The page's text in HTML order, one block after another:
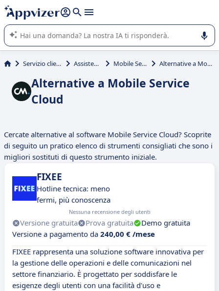
righe con
shift + enter
L'IA di Appvizer vi guida nell'utilizzo o nella scelta di un
software SaaS per la vostra azienda.
Servizio clienti e vendite Assistenza clienti Mobile Service Cloud Alternative a Mobile Service Cloud
Alternative a Mobile Service
Cloud
Cercate alternative al software Mobile Service Cloud? Scoprite
di seguito un pratico elenco di strumenti consigliati che sono i
migliori sostituti di questo strumento iniziale.
FIXEE
Hotline tecnica: meno
fermi, più conoscenza
Nessuna recensione degli utenti
Versione gratuita Prova gratuita
Demo gratuita
Versione a pagamento da 240,00 € /mese
FIXEE rappresenta una soluzione software innovativa per
la gestione delle operazioni e delle comunicazioni nel
settore finanziario. È progettato per soddisfare le
esigenze degli utenti con una facilità d'uso e